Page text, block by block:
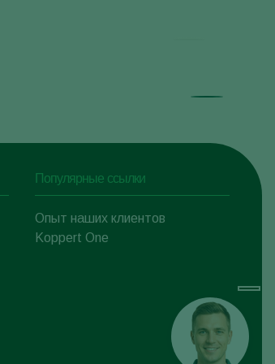
Популярные ссылки
Опыт наших клиентов
Koppert One